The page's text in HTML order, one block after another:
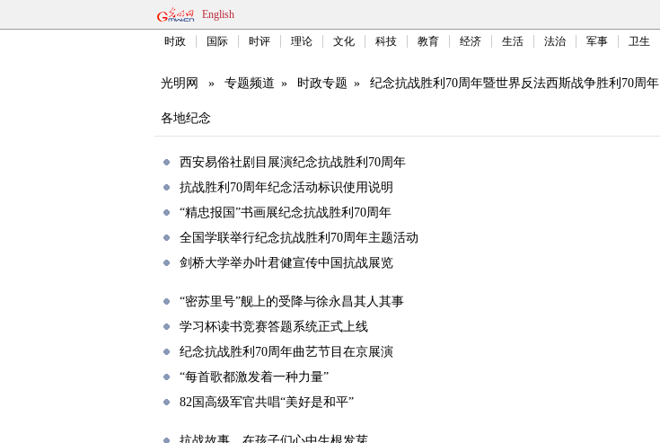
English
时政 国际 时评 理论 文化 科技 教育 经济 生活 法治 军事 卫生
光明网 » 专题频道 » 时政专题 » 纪念抗战胜利70周年暨世界反法西斯战争胜利70周年
各地纪念
西安易俗社剧目展演纪念抗战胜利70周年
抗战胜利70周年纪念活动标识使用说明
“精忠报国”书画展纪念抗战胜利70周年
全国学联举行纪念抗战胜利70周年主题活动
剑桥大学举办叶君健宣传中国抗战展览
“密苏里号”舰上的受降与徐永昌其人其事
学习杯读书竞赛答题系统正式上线
纪念抗战胜利70周年曲艺节目在京展演
“每首歌都激发着一种力量”
82国高级军官共唱“美好是和平”